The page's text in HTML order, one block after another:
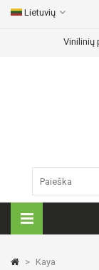
Vinilinių
Lietuvių
> Kaya